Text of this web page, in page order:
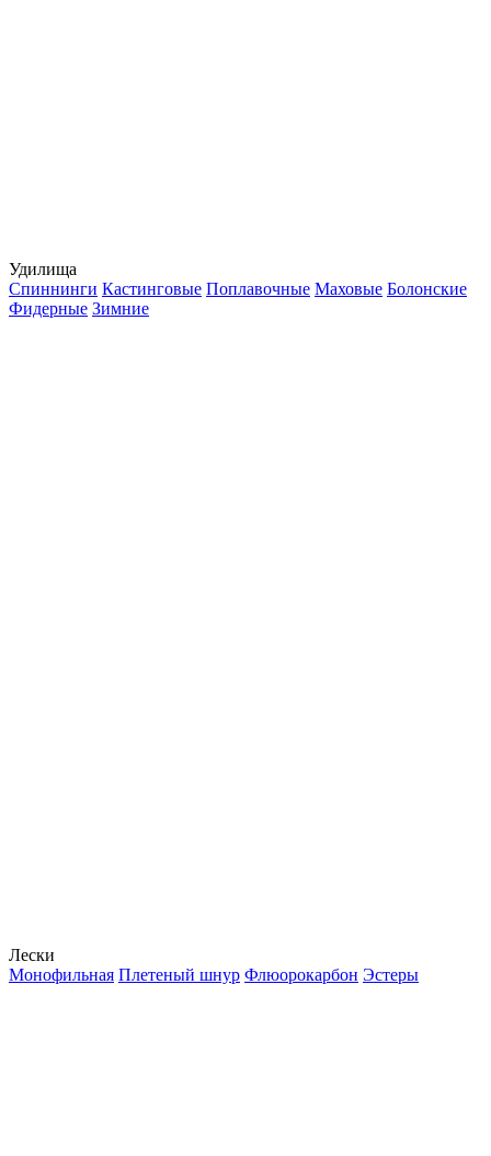
Удилища
Спиннинги Кастинговые Поплавочные Маховые Болонские
Фидерные Зимние
Лески
Монофильная Плетеный шнур Флюорокарбон Эстеры